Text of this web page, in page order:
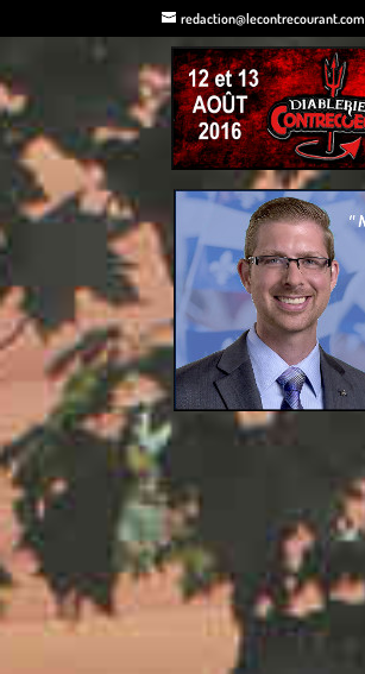
redaction@lecontrecourant.com